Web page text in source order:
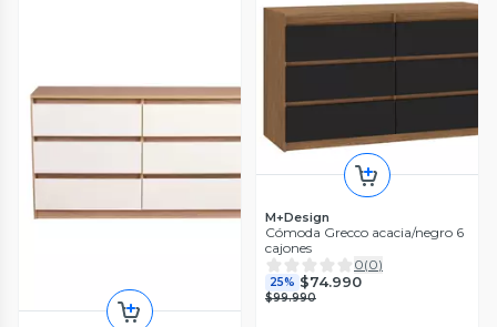
M+Design
Cómoda Grecco acacia/negro 6
cajones
0(0)
25% $74.990
$99.990